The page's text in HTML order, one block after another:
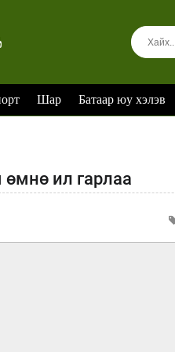
Шар Батаар юу хэлэв
ил гарлаа